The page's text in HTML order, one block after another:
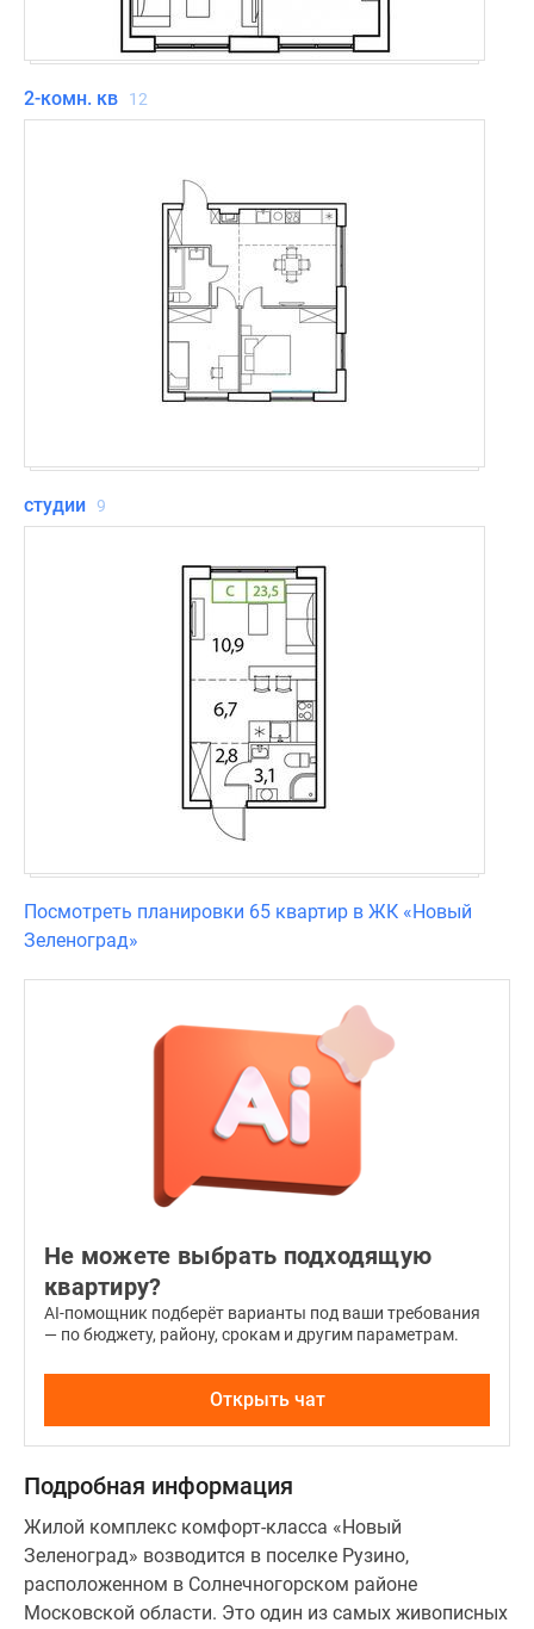
2-комн. кв 12
студии 9
Посмотреть планировки 65 квартир в ЖК «Новый
Зеленоград»
Не можете выбрать подходящую
квартиру?
AI-помощник подберёт варианты под ваши требования
— по бюджету, району, срокам и другим параметрам.
Открыть чат
Подробная информация
Жилой комплекс комфорт-класса «Новый
Зеленоград» возводится в поселке Рузино,
расположенном в Солнечногорском районе
Московской области. Это один из самых живописных